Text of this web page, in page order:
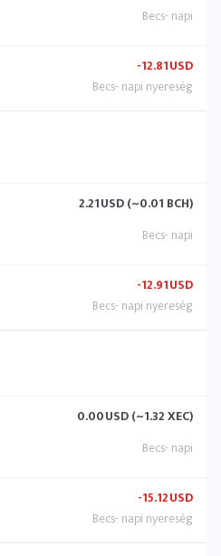
-12.81USD
2.21USD (~0.01 BCH)
-12.91USD
0.00USD (~1.32 XEC)
-15.12USD